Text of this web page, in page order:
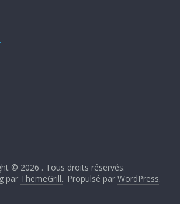
© 2026 . Tous droits réservés.
par ThemeGrill.. Propulsé parWordPress.